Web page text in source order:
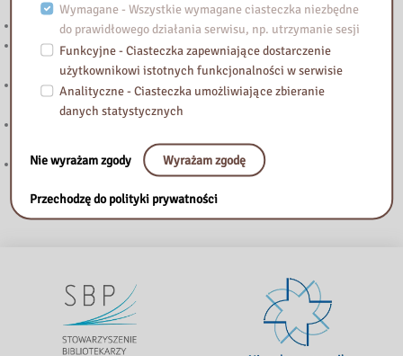
Uwaga! Zmiana godzin otwarcia w lipcu i w sierpniu.
Uwaga! Zmiana godzin otwarcia Biblioteki Pedagogicznej w
Żyrardowie
„Biały Kruk” – trzecia edycja konkursu dla dziennikarzy mediów
lokalnych
Znamy laureatów IV edycji konkursu czytelniczego
Wymagane - Wszystkie wymagane ciasteczka niezbędne
do prawidłowego działania serwisu, np. utrzymanie sesji
Funkcyjne - Ciasteczka zapewniające dostarczenie
użytkownikowi istotnych funkcjonalności w serwisie
Analityczne - Ciasteczka umożliwiające zbieranie
danych statystycznych
Nie wyrażam zgody Wyrażam zgodę
Przechodzę do polityki prywatności